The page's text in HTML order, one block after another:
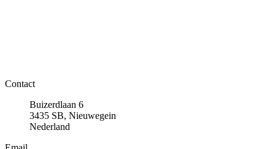
Contact
Buizerdlaan 6
3435 SB, Nieuwegein
Nederland